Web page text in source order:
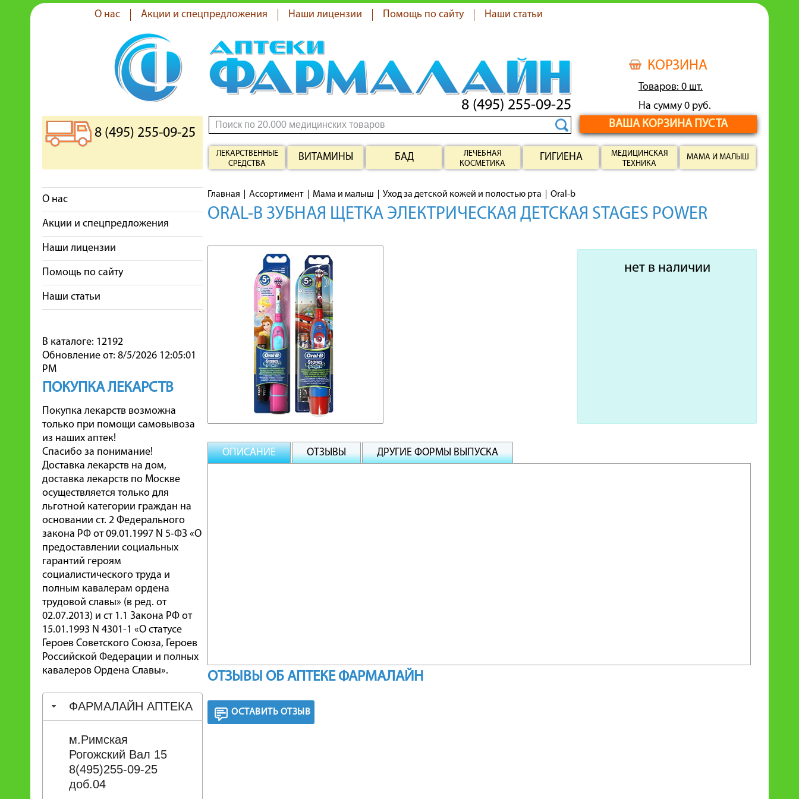
О нас Акции и спецпредложения Наши лицензии Помощь по сайту Наши статьи
КОРЗИНА
Товаров: 0 шт.
На сумму 0 руб.
ВАША КОРЗИНА ПУСТА
8 (495) 255-09-25
8 (495) 255-09-25
ЛЕКАРСТВЕННЫЕ
СРЕДСТВА
ВИТАМИНЫ БАД
ЛЕЧЕБНАЯ
КОСМЕТИКА
ГИГИЕНА
МЕДИЦИНСКАЯ
ТЕХНИКА
МАМА И МАЛЫШ
О нас
Акции и спецпредложения
Наши лицензии
Помощь по сайту
Наши статьи
В каталоге: 12192
Обновление от: 8/5/2026 12:05:01
PM
ПОКУПКА ЛЕКАРСТВ
Покупка лекарств возможна
только при помощи самовывоза
из наших аптек!
Спасибо за понимание!
Доставка лекарств на дом,
доставка лекарств по Москве
осуществляется только для
льготной категории граждан на
основании ст. 2 Федерального
закона РФ от 09.01.1997 N 5-ФЗ «О
предоставлении социальных
гарантий героям
социалистического труда и
полным кавалерам ордена
трудовой славы» (в ред. от
02.07.2013) и ст 1.1 Закона РФ от
15.01.1993 N 4301-1 «О статусе
Героев Советского Союза, Героев
Российской Федерации и полных
кавалеров Ордена Славы».
ФАРМАЛАЙН АПТЕКА
м.Римская
Рогожский Вал 15
8(495)255-09-25
доб.04
Главная Ассортимент Мама и малыш Уход за детской кожей и полостью рта Oral-b
ORAL-B ЗУБНАЯ ЩЕТКА ЭЛЕКТРИЧЕСКАЯ ДЕТСКАЯ STAGES POWER
нет в наличии
ОПИСАНИЕ ОТЗЫВЫ ДРУГИЕ ФОРМЫ ВЫПУСКА
ОТЗЫВЫ ОБ АПТЕКЕ ФАРМАЛАЙН
ОСТАВИТЬ ОТЗЫВ